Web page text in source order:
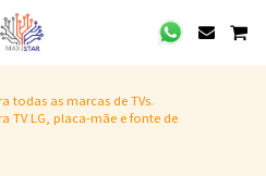
todas as marcas de TVs.
TV LG, placa-mãe e fonte de